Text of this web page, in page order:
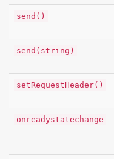
send()
send(string)
setRequestHeader()
onreadystatechange